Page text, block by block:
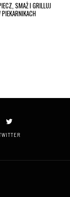
SMAŻ I GRILLUJ